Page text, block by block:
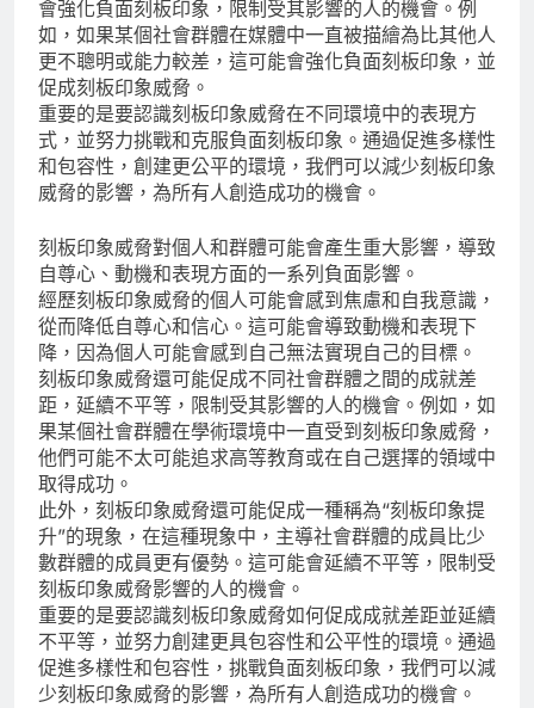
會強化負面刻板印象，限制受其影響的人的機會。例
如，如果某個社會群體在媒體中一直被描繪為比其他人
更不聰明或能力較差，這可能會強化負面刻板印象，並
促成刻板印象威脅。
重要的是要認識刻板印象威脅在不同環境中的表現方
式，並努力挑戰和克服負面刻板印象。通過促進多樣性
和包容性，創建更公平的環境，我們可以減少刻板印象
威脅的影響，為所有人創造成功的機會。
刻板印象威脅對個人和群體可能會產生重大影響，導致
自尊心、動機和表現方面的一系列負面影響。
經歷刻板印象威脅的個人可能會感到焦慮和自我意識，
從而降低自尊心和信心。這可能會導致動機和表現下
降，因為個人可能會感到自己無法實現自己的目標。
刻板印象威脅還可能促成不同社會群體之間的成就差
距，延續不平等，限制受其影響的人的機會。例如，如
果某個社會群體在學術環境中一直受到刻板印象威脅，
他們可能不太可能追求高等教育或在自己選擇的領域中
取得成功。
此外，刻板印象威脅還可能促成一種稱為“刻板印象提
升”的現象，在這種現象中，主導社會群體的成員比少
數群體的成員更有優勢。這可能會延續不平等，限制受
刻板印象威脅影響的人的機會。
重要的是要認識刻板印象威脅如何促成成就差距並延續
不平等，並努力創建更具包容性和公平性的環境。通過
促進多樣性和包容性，挑戰負面刻板印象，我們可以減
少刻板印象威脅的影響，為所有人創造成功的機會。